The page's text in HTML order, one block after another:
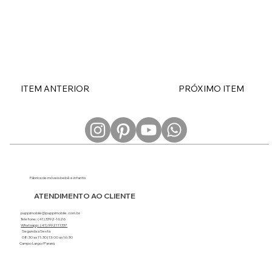
ITEM ANTERIOR PRÓXIMO ITEM
Fábrica de móveis bebê e infantis
puppimobile@puppimobile.com.br
Telefone: (41) 3392-1626
Whatsapp: (41) 992111337
Segunda a Sexta
08:30 as 11:30 | 13:00 as 16:30
Campo Largo/Paraná
ATENDIMENTO AO CLIENTE